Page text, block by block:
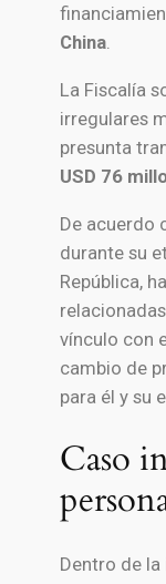
China.
La Fiscalía
irregulares
presunta
USD 76
De acuerdo
durante su
República,
vínculo con
cambio de
para él y su
Caso
Dentro de